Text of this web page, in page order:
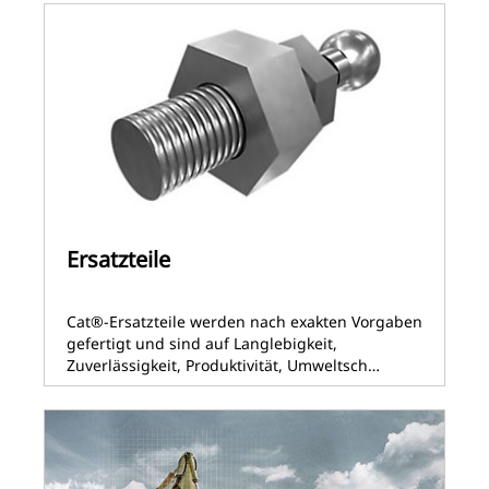
Ersatzteile
Cat®-Ersatzteile werden nach exakten Vorgaben
gefertigt und sind auf Langlebigkeit,
Zuverlässigkeit, Produktivität, Umweltsch…